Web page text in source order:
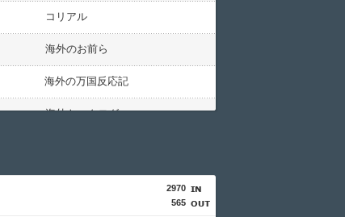
コリアル
海外のお前ら
海外の万国反応記
韓国人「韓国サッカー協会の審判買収、遂に海外でも話題に…」→「2002年の栄光まで疑われる…（ﾌﾞﾙﾌﾞﾙ」＝韓国の反応 海外トークログ
【海外の反応】韓国が日本による竹島の領有権主張に対して強く抗議したらしい → 「もはや毎年の恒例行事だな」「他のことから国民の目をそらせるからお互いの政府にとって都合がいいんだよ」 Red4 海外の反応まとめ
2970
565